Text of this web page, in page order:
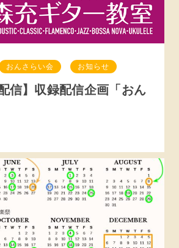
おんさらい会 お知らせ
信】収録配信企画「おん